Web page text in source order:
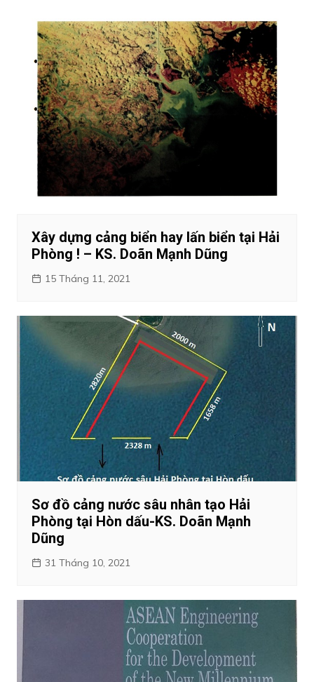
Xây dựng cảng biển hay lấn biển tại Hải
Phòng ! – KS. Doãn Mạnh Dũng
15 Tháng 11, 2021
Sơ đồ cảng nước sâu nhân tạo Hải
Phòng tại Hòn dấu-KS. Doãn Mạnh
Dũng
31 Tháng 10, 2021